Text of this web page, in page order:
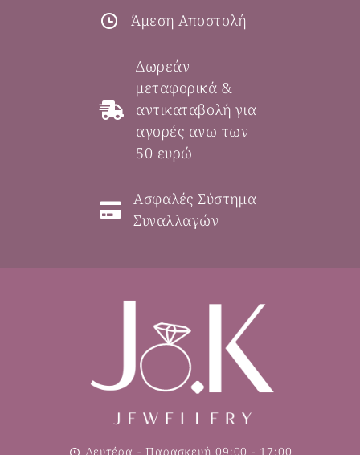
Άμεση Αποστολή
Δωρεάν
μεταφορικά &
αντικαταβολή για
αγορές ανω των
50 ευρώ
Ασφαλές Σύστημα
Συναλλαγών
Δευτέρα - Παρασκευή 09:00 - 17:00